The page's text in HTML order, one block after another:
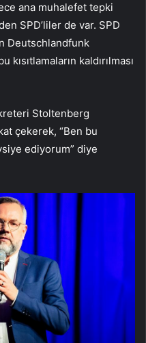
ana muhalefet tepki
SPD’liler de var. SPD
Deutschlandfunk
kısıtlamaların kaldırılması
Stoltenberg
çekerek, “Ben bu
ediyorum” diye